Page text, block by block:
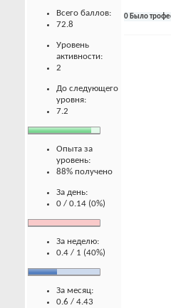
Всего баллов:
72.8
Уровень
активности:
2
До следующего
уровня:
7.2
Опыта за
уровень:
88% получено
За день:
0 / 0.14 (0%)
За неделю:
0.4 / 1 (40%)
За месяц:
0.6 / 4.43
0 Было